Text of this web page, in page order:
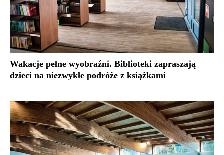
Wakacje pełne wyobraźni. Biblioteki zapraszają
dzieci na niezwykłe podróże z książkami